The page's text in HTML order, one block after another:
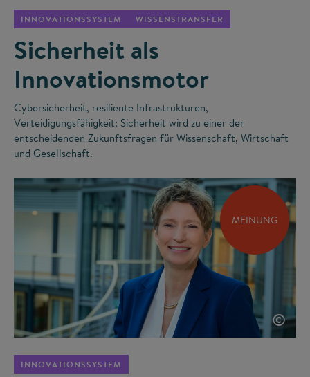
INNOVATIONSSYSTEM WISSENSTRANSFER
Sicherheit als
Innovationsmotor
Cybersicherheit, resiliente Infrastrukturen,
Verteidigungsfähigkeit: Sicherheit wird zu einer der
entscheidenden Zukunftsfragen für Wissenschaft, Wirtschaft
und Gesellschaft.
MEINUNG
©
INNOVATIONSSYSTEM